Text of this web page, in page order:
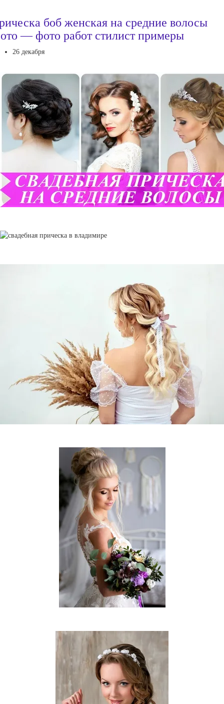
боб женская на средние волосы
— фото работ стилист примеры
26 декабря